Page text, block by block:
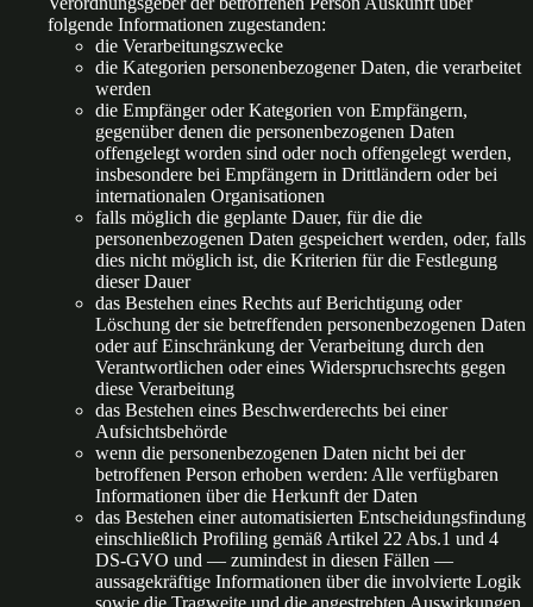
folgende Informationen zugestanden:
die Verarbeitungszwecke
die Kategorien personenbezogener Daten, die verarbeitet
werden
die Empfänger oder Kategorien von Empfängern,
gegenüber denen die personenbezogenen Daten
offengelegt worden sind oder noch offengelegt werden,
insbesondere bei Empfängern in Drittländern oder bei
internationalen Organisationen
falls möglich die geplante Dauer, für die die
personenbezogenen Daten gespeichert werden, oder, falls
dies nicht möglich ist, die Kriterien für die Festlegung
dieser Dauer
das Bestehen eines Rechts auf Berichtigung oder
Löschung der sie betreffenden personenbezogenen Daten
oder auf Einschränkung der Verarbeitung durch den
Verantwortlichen oder eines Widerspruchsrechts gegen
diese Verarbeitung
das Bestehen eines Beschwerderechts bei einer
Aufsichtsbehörde
wenn die personenbezogenen Daten nicht bei der
betroffenen Person erhoben werden: Alle verfügbaren
Informationen über die Herkunft der Daten
das Bestehen einer automatisierten Entscheidungsfindung
einschließlich Profiling gemäß Artikel 22 Abs.1 und 4
DS-GVO und — zumindest in diesen Fällen —
aussagekräftige Informationen über die involvierte Logik